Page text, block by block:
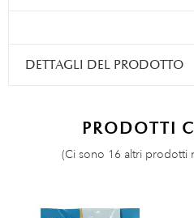
DETTAGLI DEL PRODOTTO
PRODOTTI
(Ci sono 16 altri prodotti